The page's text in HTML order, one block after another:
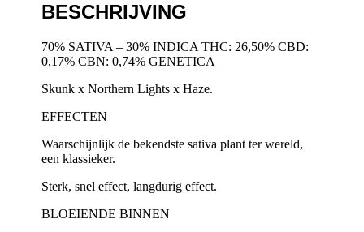
BESCHRIJVING
70% SATIVA – 30% INDICA THC: 26,50% CBD:
0,17% CBN: 0,74% GENETICA
Skunk x Northern Lights x Haze.
EFFECTEN
Waarschijnlijk de bekendste sativa plant ter wereld,
een klassieker.
Sterk, snel effect, langdurig effect.
BLOEIENDE BINNEN